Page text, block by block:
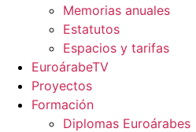
Memorias anuales
Estatutos
Espacios y tarifas
EuroárabeTV
Proyectos
Formación
Diplomas Euroárabes